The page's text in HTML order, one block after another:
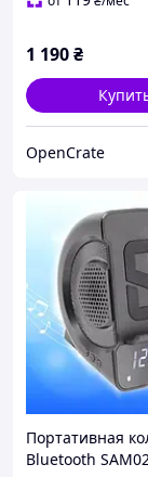
1 190₴
OpenCrate
Портативная
Bluetooth